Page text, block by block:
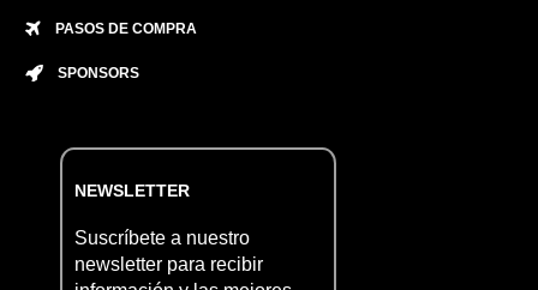
PASOS DE COMPRA
SPONSORS
NEWSLETTER
Suscríbete a nuestro
newsletter para recibir